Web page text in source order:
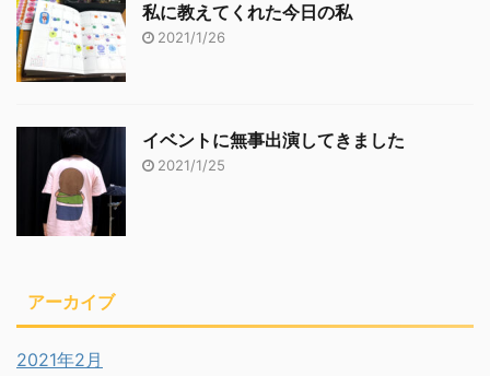
私に教えてくれた今日の私
2021/1/26
イベントに無事出演してきました
2021/1/25
アーカイブ
2021年2月